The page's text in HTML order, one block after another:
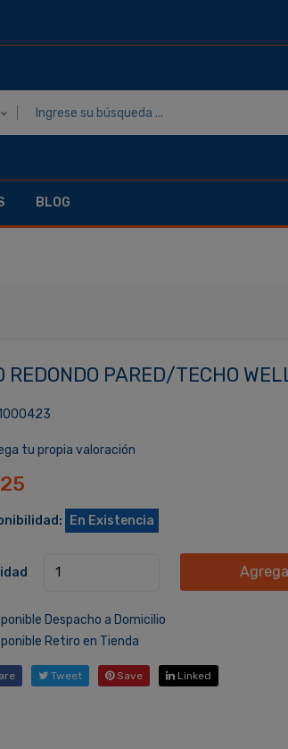
BLOG
REDONDO PARED/TECHO
tu propia valoración
En Existencia
Despacho a Domicilio
Retiro en Tienda
Tweet Save Linked